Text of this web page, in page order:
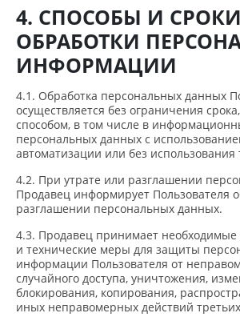
4. СПОСОБЫ И СРОКИ
ОБРАБОТКИ
ИНФОРМАЦИИ
4.1. Обработка персональных данных
осуществляется без ограничения
способом, в том числе в
персональных данных с
автоматизации или без использования
4.2. При утрате или разглашении
Продавец информирует Пользователя
разглашении персональных данных.
4.3. Продавец принимает
и технические меры для защиты
информации Пользователя от
случайного доступа, уничтожения,
блокирования, копирования,
иных неправомерных действий